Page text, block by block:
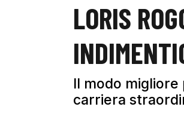
LORIS
Il modo
carriera